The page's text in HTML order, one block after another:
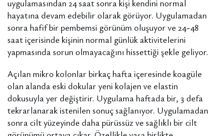
uygulamasından 24 saat sonra kişi kendini normal
hayatına devam edebilir olarak görüyor. Uygulamadan
sonra hafif bir pembemsi görünüm oluşuyor ve 24-48
saat içerisinde kişinin normal günlük aktivitelerini
yapmasında sorun olmayacağını hissettiği şekle geliyor.
Açılan mikro kolonlar birkaç hafta içeresinde koagüle
olan alanda eski dokular yeni kolajen ve elastin
dokusuyla yer değiştirir. Uygulama haftada bir, 3 defa
tekrarlanarak istenilen sonuç sağlanıyor. Uygulamadan
sonra cilt yüzeyinde daha pürüssüz ve sağlıklı bir cilt